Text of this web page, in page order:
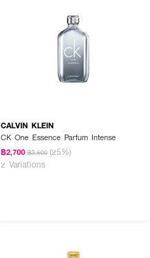
CALVIN KLEIN
CK One Essence Parfum Intense
฿2,700 ฿3,600 (25%)
2 Variations